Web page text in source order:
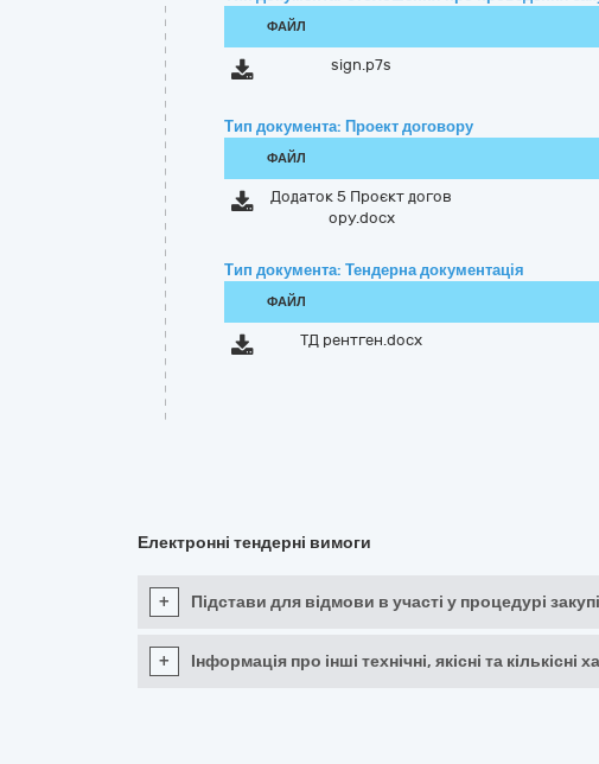
ФАЙЛ
sign.p7s
Тип документа: Проект договору
ФАЙЛ
Додаток 5 Проєкт догов
ору.docx
Тип документа: Тендерна документація
ФАЙЛ
ТД рентген.docx
Електронні тендерні вимоги
+ Підстави для відмови в участі у процедурі
+ Інформація про інші технічні, якісні та